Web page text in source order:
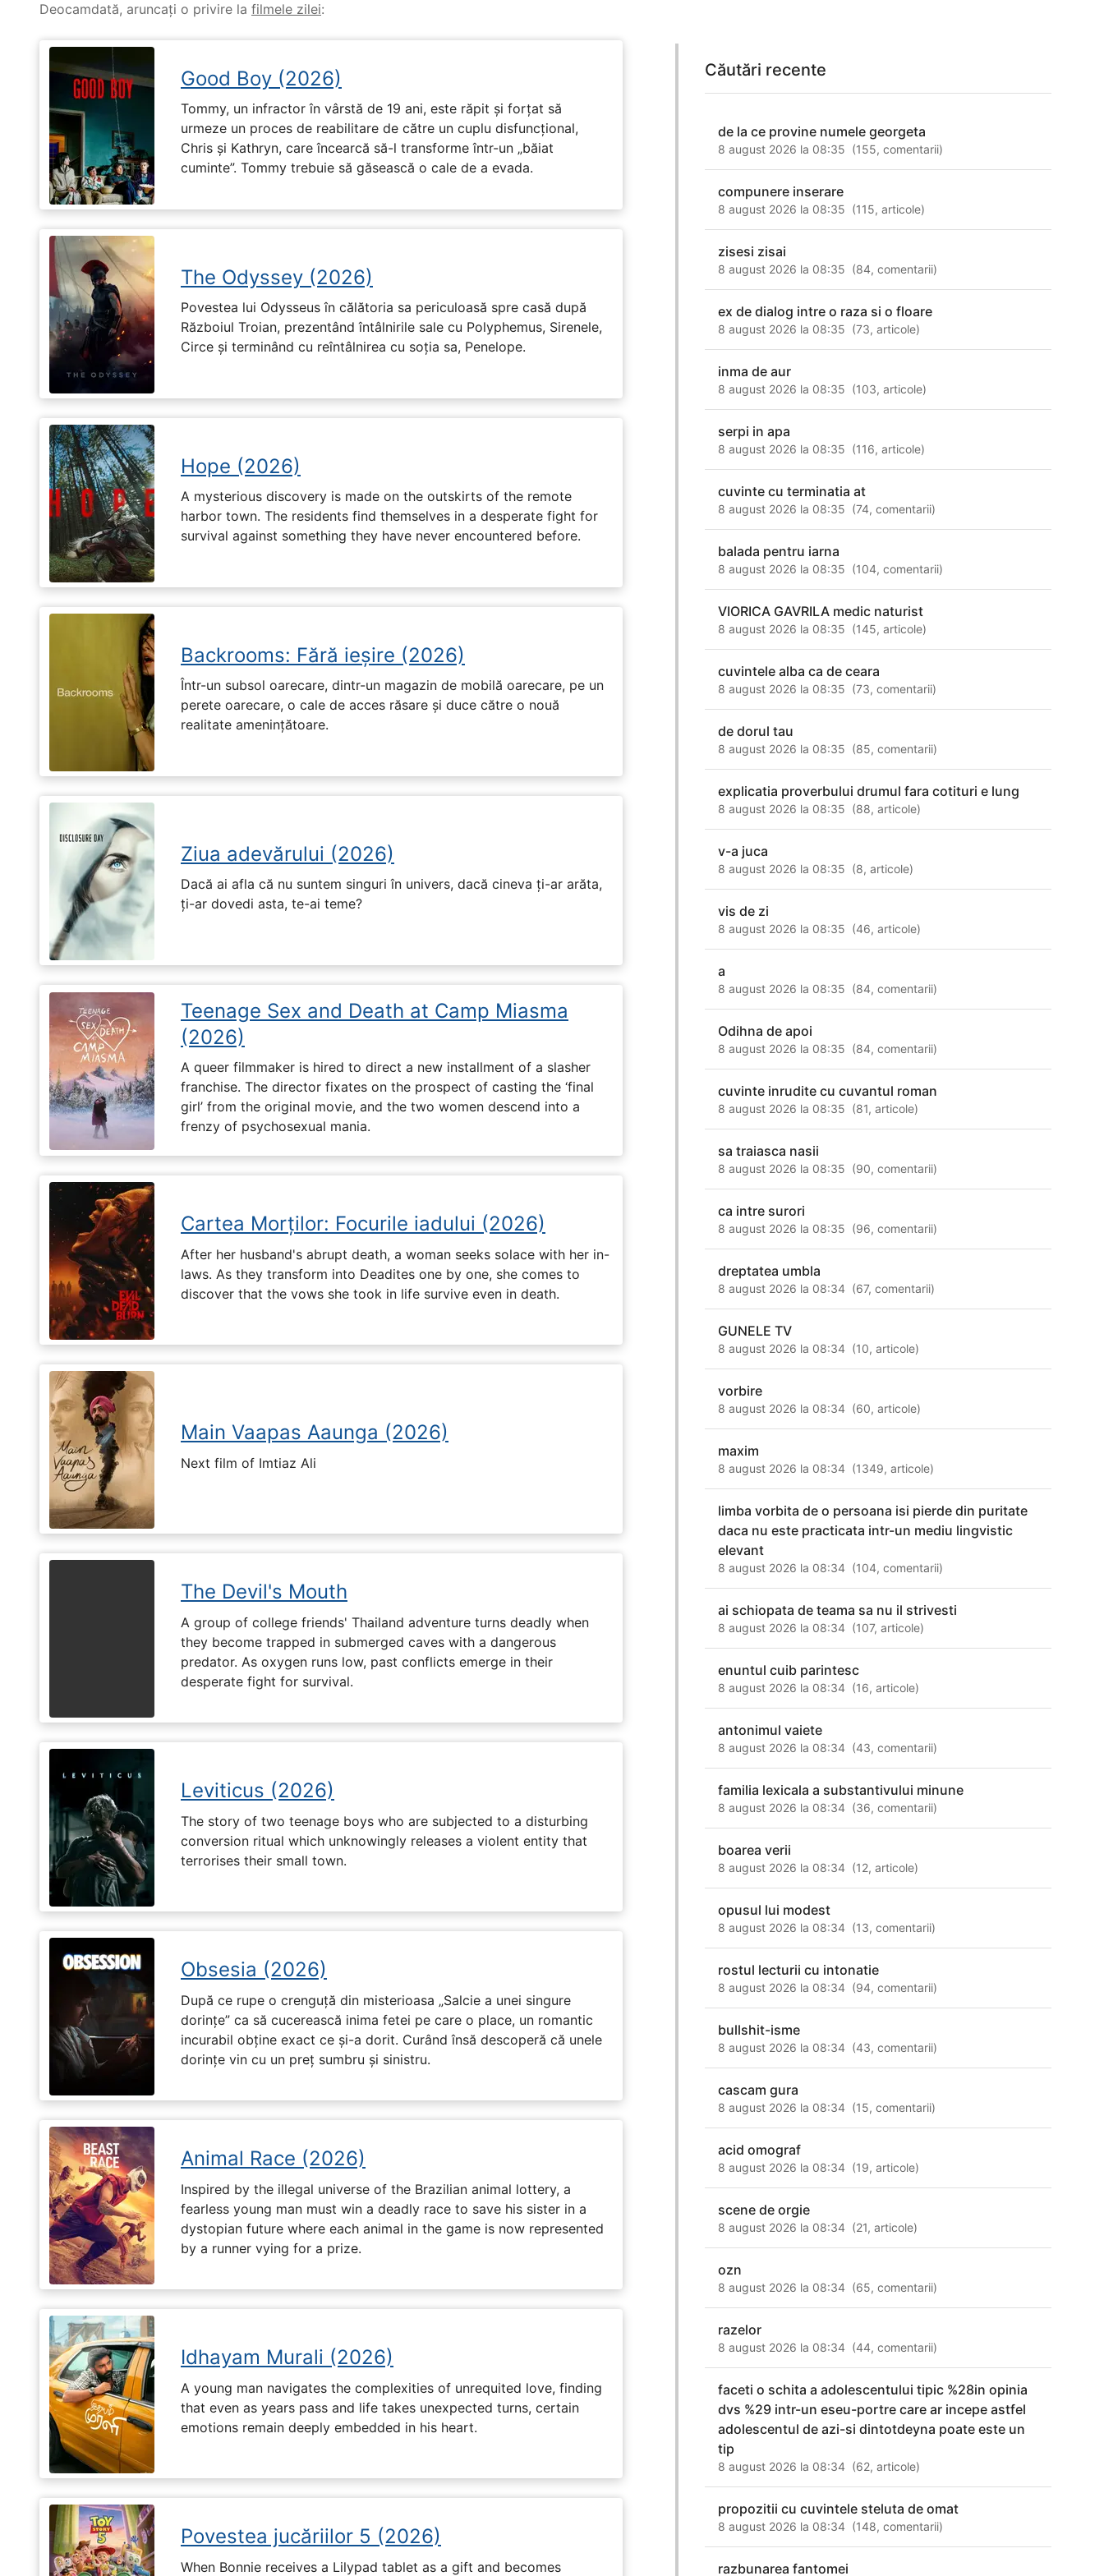
Deocamdată, aruncați o privire la filmele zilei:
Good Boy (2026)
Tommy, un infractor în vârstă de 19 ani, este răpit și forțat să
urmeze un proces de reabilitare de către un cuplu disfuncțional,
Chris și Kathryn, care încearcă să-l transforme într-un „băiat
cuminte”. Tommy trebuie să găsească o cale de a evada.
The Odyssey (2026)
Povestea lui Odysseus în călătoria sa periculoasă spre casă după
Războiul Troian, prezentând întâlnirile sale cu Polyphemus, Sirenele,
Circe și terminând cu reîntâlnirea cu soția sa, Penelope.
Hope (2026)
A mysterious discovery is made on the outskirts of the remote
harbor town. The residents find themselves in a desperate fight for
survival against something they have never encountered before.
Backrooms: Fără ieșire (2026)
Într-un subsol oarecare, dintr-un magazin de mobilă oarecare, pe un
perete oarecare, o cale de acces răsare și duce către o nouă
realitate amenințătoare.
Ziua adevărului (2026)
Dacă ai afla că nu suntem singuri în univers, dacă cineva ți-ar arăta,
ți-ar dovedi asta, te-ai teme?
Teenage Sex and Death at Camp Miasma
(2026)
A queer filmmaker is hired to direct a new installment of a slasher
franchise. The director fixates on the prospect of casting the ‘final
girl’ from the original movie, and the two women descend into a
frenzy of psychosexual mania.
Cartea Morților: Focurile iadului (2026)
After her husband's abrupt death, a woman seeks solace with her in-
laws. As they transform into Deadites one by one, she comes to
discover that the vows she took in life survive even in death.
Main Vaapas Aaunga (2026)
Next film of Imtiaz Ali
The Devil's Mouth
A group of college friends' Thailand adventure turns deadly when
they become trapped in submerged caves with a dangerous
predator. As oxygen runs low, past conflicts emerge in their
desperate fight for survival.
Leviticus (2026)
The story of two teenage boys who are subjected to a disturbing
conversion ritual which unknowingly releases a violent entity that
terrorises their small town.
Obsesia (2026)
După ce rupe o crenguță din misterioasa „Salcie a unei singure
dorințe” ca să cucerească inima fetei pe care o place, un romantic
incurabil obține exact ce și-a dorit. Curând însă descoperă că unele
dorințe vin cu un preț sumbru și sinistru.
Animal Race (2026)
Inspired by the illegal universe of the Brazilian animal lottery, a
fearless young man must win a deadly race to save his sister in a
dystopian future where each animal in the game is now represented
by a runner vying for a prize.
Idhayam Murali (2026)
A young man navigates the complexities of unrequited love, finding
that even as years pass and life takes unexpected turns, certain
emotions remain deeply embedded in his heart.
Povestea jucăriilor 5 (2026)
When Bonnie receives a Lilypad tablet as a gift and becomes
Căutări recente
de la ce provine numele georgeta
8 august 2026 la 08:35 (155,comentarii)
compunere inserare
8 august 2026 la 08:35 (115,articole)
zisesi zisai
8 august 2026 la 08:35 (84,comentarii)
ex de dialog intre o raza si o floare
8 august 2026 la 08:35 (73,articole)
inma de aur
8 august 2026 la 08:35 (103,articole)
serpi in apa
8 august 2026 la 08:35 (116,articole)
cuvinte cu terminatia at
8 august 2026 la 08:35 (74,comentarii)
balada pentru iarna
8 august 2026 la 08:35 (104,comentarii)
VIORICA GAVRILA medic naturist
8 august 2026 la 08:35 (145,articole)
cuvintele alba ca de ceara
8 august 2026 la 08:35 (73,comentarii)
de dorul tau
8 august 2026 la 08:35 (85,comentarii)
explicatia proverbului drumul fara cotituri e lung
8 august 2026 la 08:35 (88,articole)
v-a juca
8 august 2026 la 08:35 (8,articole)
vis de zi
8 august 2026 la 08:35 (46,articole)
a
8 august 2026 la 08:35 (84,comentarii)
Odihna de apoi
8 august 2026 la 08:35 (84,comentarii)
cuvinte inrudite cu cuvantul roman
8 august 2026 la 08:35 (81,articole)
sa traiasca nasii
8 august 2026 la 08:35 (90,comentarii)
ca intre surori
8 august 2026 la 08:35 (96,comentarii)
dreptatea umbla
8 august 2026 la 08:34 (67,comentarii)
GUNELE TV
8 august 2026 la 08:34 (10,articole)
vorbire
8 august 2026 la 08:34 (60,articole)
maxim
8 august 2026 la 08:34 (1349,articole)
limba vorbita de o persoana isi pierde din puritate
daca nu este practicata intr-un mediu lingvistic
elevant
8 august 2026 la 08:34 (104,comentarii)
ai schiopata de teama sa nu il strivesti
8 august 2026 la 08:34 (107,articole)
enuntul cuib parintesc
8 august 2026 la 08:34 (16,articole)
antonimul vaiete
8 august 2026 la 08:34 (43,comentarii)
familia lexicala a substantivului minune
8 august 2026 la 08:34 (36,comentarii)
boarea verii
8 august 2026 la 08:34 (12,articole)
opusul lui modest
8 august 2026 la 08:34 (13,comentarii)
rostul lecturii cu intonatie
8 august 2026 la 08:34 (94,comentarii)
bullshit-isme
8 august 2026 la 08:34 (43,comentarii)
cascam gura
8 august 2026 la 08:34 (15,comentarii)
acid omograf
8 august 2026 la 08:34 (19,articole)
scene de orgie
8 august 2026 la 08:34 (21,articole)
ozn
8 august 2026 la 08:34 (65,comentarii)
razelor
8 august 2026 la 08:34 (44,comentarii)
faceti o schita a adolescentului tipic %28in opinia
dvs %29 intr-un eseu-portre care ar incepe astfel
adolescentul de azi-si dintotdeyna poate este un
tip
8 august 2026 la 08:34 (62,articole)
propozitii cu cuvintele steluta de omat
8 august 2026 la 08:34 (148,comentarii)
razbunarea fantomei